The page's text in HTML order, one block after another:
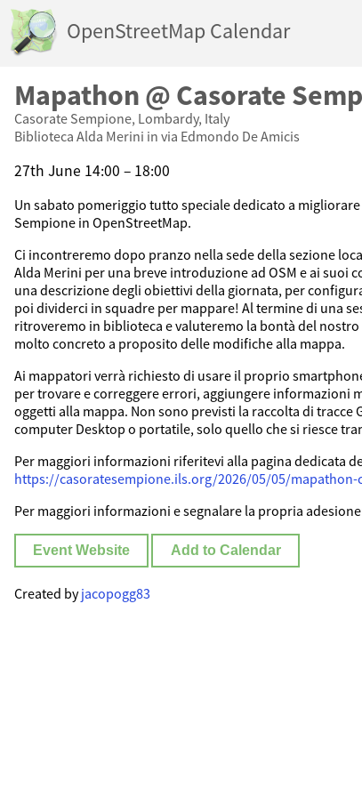
OpenStreetMap Calendar
Mapathon @ Casorate
Casorate Sempione, Lombardy, Italy
Biblioteca Alda Merini in via Edmondo De Amicis
27th June 14:00 – 18:00
Un sabato pomeriggio tutto speciale dedicato a
Sempione in OpenStreetMap.
Ci incontreremo dopo pranzo nella sede della sezione
Alda Merini per una breve introduzione ad OSM e ai suoi
una descrizione degli obiettivi della giornata, per
poi dividerci in squadre per mappare! Al termine di una
ritroveremo in biblioteca e valuteremo la bontà del
molto concreto a proposito delle modifiche alla mappa.
Ai mappatori verrà richiesto di usare il proprio
per trovare e correggere errori, aggiungere informazioni
oggetti alla mappa. Non sono previsti la raccolta di tracce
computer Desktop o portatile, solo quello che si riesce
Per maggiori informazioni riferitevi alla pagina dedicata
https://casoratesempione.ils.org/2026/05/05/mapathon-
Per maggiori informazioni e segnalare la propria
Event Website Add to Calendar
Created byjacopogg83